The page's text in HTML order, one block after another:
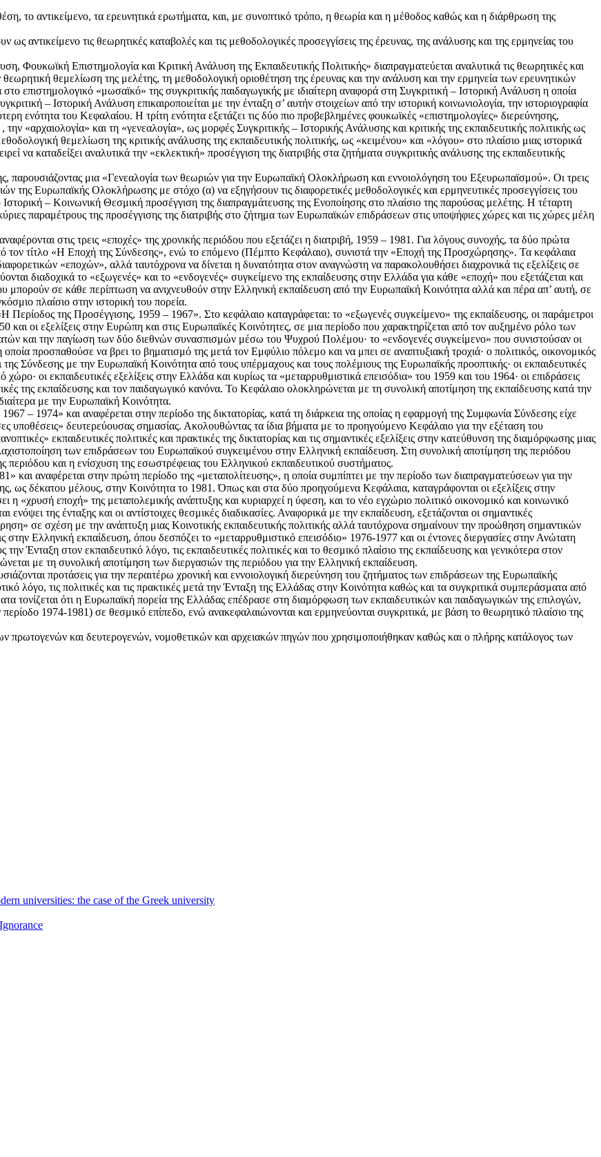
το αντικείμενο, τα ερευνητικά ερωτήματα, και, με συνοπτικό τρόπο, η θεωρία και η μέθοδος καθώς και η διάρθρωση της
αντικείμενο τις θεωρητικές καταβολές και τις μεθοδολογικές προσεγγίσεις της έρευνας, της ανάλυσης και της ερμηνείας του
Επιστημολογία και Κριτική Ανάλυση της Εκπαιδευτικής Πολιτικής» διαπραγματεύεται αναλυτικά τις θεωρητικές και
θεωρητική θεμελίωση της μελέτης, τη μεθοδολογική οριοθέτηση της έρευνας και την ανάλυση και την ερμηνεία των ερευνητικών
επιστημολογικό «μωσαϊκό» της συγκριτικής παιδαγωγικής με ιδιαίτερη αναφορά στη Συγκριτική – Ιστορική Ανάλυση η οποία
– Ιστορική Ανάλυση επικαιροποιείται με την ένταξη σ’ αυτήν στοιχείων από την ιστορική κοινωνιολογία, την ιστοριογραφία
ενότητα του Κεφαλαίου. Η τρίτη ενότητα εξετάζει τις δύο πιο προβεβλημένες φουκωϊκές «επιστημολογίες» διερεύνησης,
«αρχαιολογία» και τη «γενεαλογία», ως μορφές Συγκριτικής – Ιστορικής Ανάλυσης και κριτικής της εκπαιδευτικής πολιτικής ως
θεμελίωση της κριτικής ανάλυσης της εκπαιδευτικής πολιτικής, ως «κειμένου» και «λόγου» στο πλαίσιο μιας ιστορικά
να καταδείξει αναλυτικά την «εκλεκτική» προσέγγιση της διατριβής στα ζητήματα συγκριτικής ανάλυσης της εκπαιδευτικής
παρουσιάζοντας μια «Γενεαλογία των θεωριών για την Ευρωπαϊκή Ολοκλήρωση και εννοιολόγηση του Εξευρωπαϊσμού». Οι τρεις
της Ευρωπαϊκής Ολοκλήρωσης με στόχο (α) να εξηγήσουν τις διαφορετικές μεθοδολογικές και ερμηνευτικές προσεγγίσεις του
– Κοινωνική Θεσμική προσέγγιση της διαπραγμάτευσης της Ενοποίησης στο πλαίσιο της παρούσας μελέτης. Η τέταρτη
παραμέτρους της προσέγγισης της διατριβής στο ζήτημα των Ευρωπαϊκών επιδράσεων στις υποψήφιες χώρες και τις χώρες μέλη
στις τρεις «εποχές» της χρονικής περιόδου που εξετάζει η διατριβή, 1959 – 1981. Για λόγους συνοχής, τα δύο πρώτα
τον τίτλο «Η Εποχή της Σύνδεσης», ενώ το επόμενο (Πέμπτο Κεφάλαιο), συνιστά την «Εποχή της Προσχώρησης». Τα κεφάλαια
«εποχών», αλλά ταυτόχρονα να δίνεται η δυνατότητα στον αναγνώστη να παρακολουθήσει διαχρονικά τις εξελίξεις σε
διαδοχικά το «εξωγενές» και το «ενδογενές» συγκείμενο της εκπαίδευσης στην Ελλάδα για κάθε «εποχή» που εξετάζεται και
σε κάθε περίπτωση να ανιχνευθούν στην Ελληνική εκπαίδευση από την Ευρωπαϊκή Κοινότητα αλλά και πέρα απ’ αυτή, σε
πλαίσιο στην ιστορική του πορεία.
της Προσέγγισης, 1959 – 1967». Στο κεφάλαιο καταγράφεται: το «εξωγενές συγκείμενο» της εκπαίδευσης, οι παράμετροι
και οι εξελίξεις στην Ευρώπη και στις Ευρωπαϊκές Κοινότητες, σε μια περίοδο που χαρακτηρίζεται από τον αυξημένο ρόλο των
και την παγίωση των δύο διεθνών συνασπισμών μέσω του Ψυχρού Πολέμου· το «ενδογενές συγκείμενο» που συνιστούσαν οι
οποία προσπαθούσε να βρει το βηματισμό της μετά τον Εμφύλιο πόλεμο και να μπει σε αναπτυξιακή τροχιά· ο πολιτικός, οικονομικός
Σύνδεσης με την Ευρωπαϊκή Κοινότητα από τους υπέρμαχους και τους πολέμιους της Ευρωπαϊκής προοπτικής· οι εκπαιδευτικές
οι εκπαιδευτικές εξελίξεις στην Ελλάδα και κυρίως τα «μεταρρυθμιστικά επεισόδια» του 1959 και του 1964· οι επιδράσεις
της εκπαίδευσης και τον παιδαγωγικό κανόνα. Το Κεφάλαιο ολοκληρώνεται με τη συνολική αποτίμηση της εκπαίδευσης κατά την
με την Ευρωπαϊκή Κοινότητα.
– 1974» και αναφέρεται στην περίοδο της δικτατορίας, κατά τη διάρκεια της οποίας η εφαρμογή της Συμφωνία Σύνδεσης είχε
υποθέσεις» δευτερεύουσας σημασίας. Ακολουθώντας τα ίδια βήματα με το προηγούμενο Κεφάλαιο για την εξέταση του
εκπαιδευτικές πολιτικές και πρακτικές της δικτατορίας και τις σημαντικές εξελίξεις στην κατεύθυνση της διαμόρφωσης μιας
των επιδράσεων του Ευρωπαϊκού συγκειμένου στην Ελληνική εκπαίδευση. Στη συνολική αποτίμηση της περιόδου
και η ενίσχυση της εσωστρέφειας του Ελληνικού εκπαιδευτικού συστήματος.
αναφέρεται στην πρώτη περίοδο της «μεταπολίτευσης», η οποία συμπίπτει με την περίοδο των διαπραγματεύσεων για την
δέκατου μέλους, στην Κοινότητα το 1981. Όπως και στα δύο προηγούμενα Κεφάλαια, καταγράφονται οι εξελίξεις στην
η «χρυσή εποχή» της μεταπολεμικής ανάπτυξης και κυριαρχεί η ύφεση, και το νέο εγχώριο πολιτικό οικονομικό και κοινωνικό
της ένταξης και οι αντίστοιχες θεσμικές διαδικασίες. Αναφορικά με την εκπαίδευση, εξετάζονται οι σημαντικές
σε σχέση με την ανάπτυξη μιας Κοινοτικής εκπαιδευτικής πολιτικής αλλά ταυτόχρονα σημαίνουν την προώθηση σημαντικών
Ελληνική εκπαίδευση, όπου δεσπόζει το «μεταρρυθμιστικό επεισόδιο» 1976-1977 και οι έντονες διεργασίες στην Ανώτατη
Ένταξη στον εκπαιδευτικό λόγο, τις εκπαιδευτικές πολιτικές και το θεσμικό πλαίσιο της εκπαίδευσης και γενικότερα στον
με τη συνολική αποτίμηση των διεργασιών της περιόδου για την Ελληνική εκπαίδευση.
προτάσεις για την περαιτέρω χρονική και εννοιολογική διερεύνηση του ζητήματος των επιδράσεων της Ευρωπαϊκής
λόγο, τις πολιτικές και τις πρακτικές μετά την Ένταξη της Ελλάδας στην Κοινότητα καθώς και τα συγκριτικά συμπεράσματα από
τονίζεται ότι η Ευρωπαϊκή πορεία της Ελλάδας επέδρασε στη διαμόρφωση των εκπαιδευτικών και παιδαγωγικών της επιλογών,
1974-1981) σε θεσμικό επίπεδο, ενώ ανακεφαλαιώνονται και ερμηνεύονται συγκριτικά, με βάση το θεωρητικό πλαίσιο της
πρωτογενών και δευτερογενών, νομοθετικών και αρχειακών πηγών που χρησιμοποιήθηκαν καθώς και ο πλήρης κατάλογος των
universities: the case of the Greek university